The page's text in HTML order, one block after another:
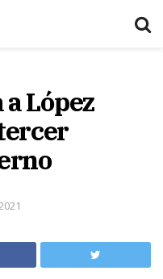
López